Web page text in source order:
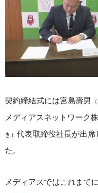
契約締結式には宮島壽男
メディアスネットワーク
き）代表取締役社長が出
た。
メディアスではこれまで